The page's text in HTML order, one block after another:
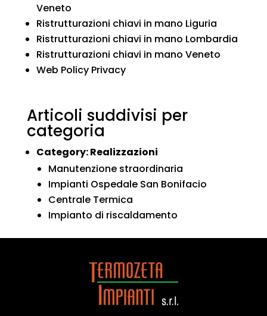
Veneto
Ristrutturazioni chiavi in mano Liguria
Ristrutturazioni chiavi in mano Lombardia
Ristrutturazioni chiavi in mano Veneto
Web Policy Privacy
Articoli suddivisi per
categoria
Category:Realizzazioni
Manutenzione straordinaria
Impianti Ospedale San Bonifacio
Centrale Termica
Impianto di riscaldamento